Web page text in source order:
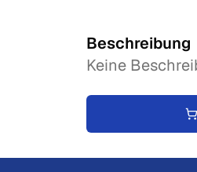
Beschreibung
Keine